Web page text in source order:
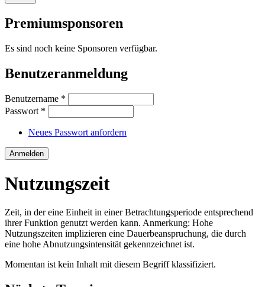
Premiumsponsoren
Es sind noch keine Sponsoren verfügbar.
Benutzeranmeldung
Benutzername *
Passwort *
Neues Passwort anfordern
Nutzungszeit
Zeit, in der eine Einheit in einer Betrachtungsperiode entsprechend
ihrer Funktion genutzt werden kann. Anmerkung: Hohe
Nutzungszeiten implizieren eine Dauerbeanspruchung, die durch
eine hohe Abnutzungsintensität gekennzeichnet ist.
Momentan ist kein Inhalt mit diesem Begriff klassifiziert.